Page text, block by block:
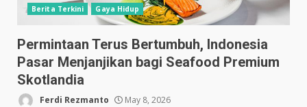
Berita Terkini Gaya Hidup
Permintaan Terus Bertumbuh, Indonesia
Pasar Menjanjikan bagi Seafood Premium
Skotlandia
Ferdi Rezmanto May 8, 2026